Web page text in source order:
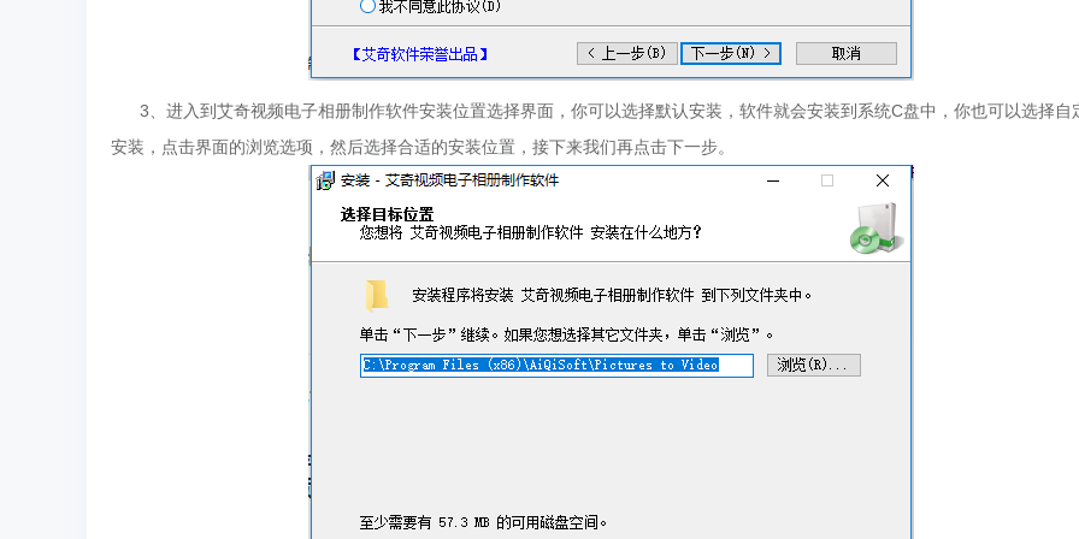
3、进入到艾奇视频电子相册制作软件安装位置选择界面，你可以选择默认安装，软件就会安装到系统C盘中，你也可以选择自
安装，点击界面的浏览选项，然后选择合适的安装位置，接下来我们再点击下一步。